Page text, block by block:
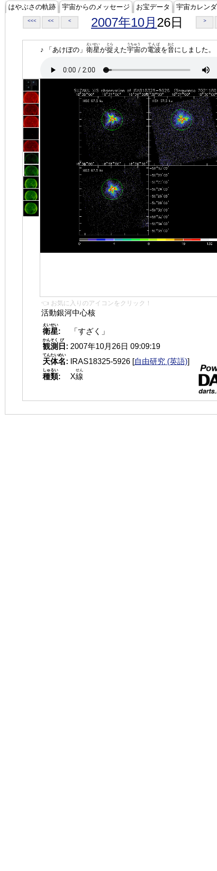
はやぶさの軌跡 宇宙からのメッセージ お宝データ 宇宙カレン
<<< << < 2007年10月 26日 >
♪ 「あけぼの」 衛星
えいせい
が捉
とら
えた宇宙
うちゅう
の電波
でんぱ
を音
おと
にしました。
👈 お気に入りのアイコンをクリック！
活動銀河中心核
衛星
えいせい
:
「すざく」
観測
かんそく
日
び
: 2007年10月26日 09:09:19
天体名
てんたいめい
: IRAS18325-5926 [自由研究 (英語)]
種類
しゅるい
: X線
せん